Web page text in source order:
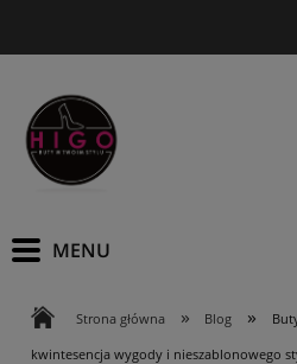
Strona główna » Blog »
kwintesencja wygody i nieszablonowego